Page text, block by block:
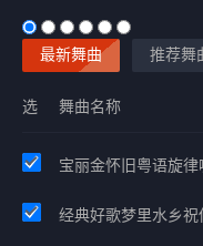
最新舞曲 推荐舞
选 舞曲名称
宝丽金怀旧粤语旋